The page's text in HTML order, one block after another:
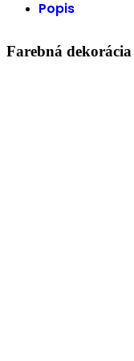
Popis
Farebná dekorácia